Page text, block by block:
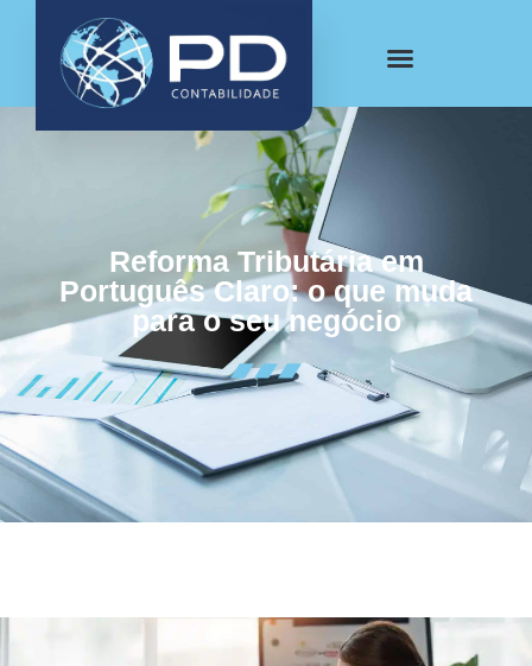
Reforma Tributária em
Português Claro: o que muda
para o seu negócio